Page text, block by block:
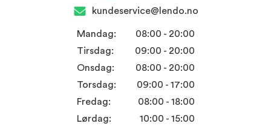
kundeservice@lendo.no
Mandag:
08:00 - 20:00
Tirsdag:
09:00 - 20:00
Onsdag:
08:00 - 20:00
Torsdag:
09:00 - 17:00
Fredag:
08:00 - 18:00
Lørdag:
10:00 - 15:00